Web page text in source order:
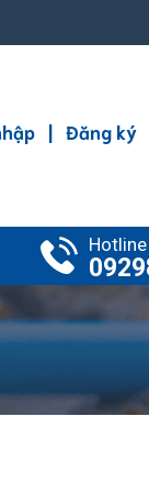
| Đăng ký
Hotline